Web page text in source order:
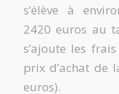
s’élève à
2420 euros au
s’ajoute les
prix d’achat de
euros).